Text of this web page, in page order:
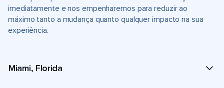
imediatamente e nos empenharemos para reduzir ao
máximo tanto a mudança quanto qualquer impacto na sua
experiência.
Miami, Florida